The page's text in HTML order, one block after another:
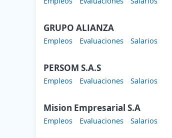
GRUPO ALIANZA
Empleos Evaluaciones Salarios
PERSOM S.A.S
Empleos Evaluaciones Salarios
Mision Empresarial S.A
Empleos Evaluaciones Salarios